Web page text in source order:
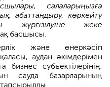
салаларыңызға
абаттандыру, көркейту
жүргізілуіне жеке
басшысы.
және өнеркәсіп
аудан әкімдерімен
субъектілерінің,
сауда базарларының